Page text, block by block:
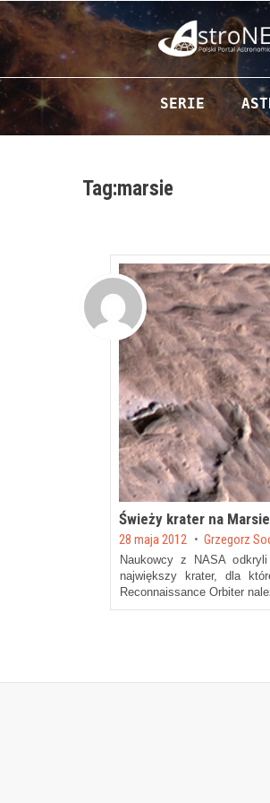
Przejdź do
SERIE
Tag:marsie
Świeży krater na Marsie
Posted on
28 maja 2012 byGrzegorz
Naukowcy z NASA
największy krater, dla
Reconnaissance Orbiter